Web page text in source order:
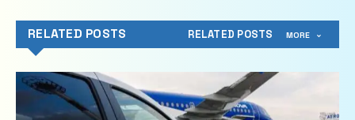
RELATED POSTS RELATED POSTS MORE